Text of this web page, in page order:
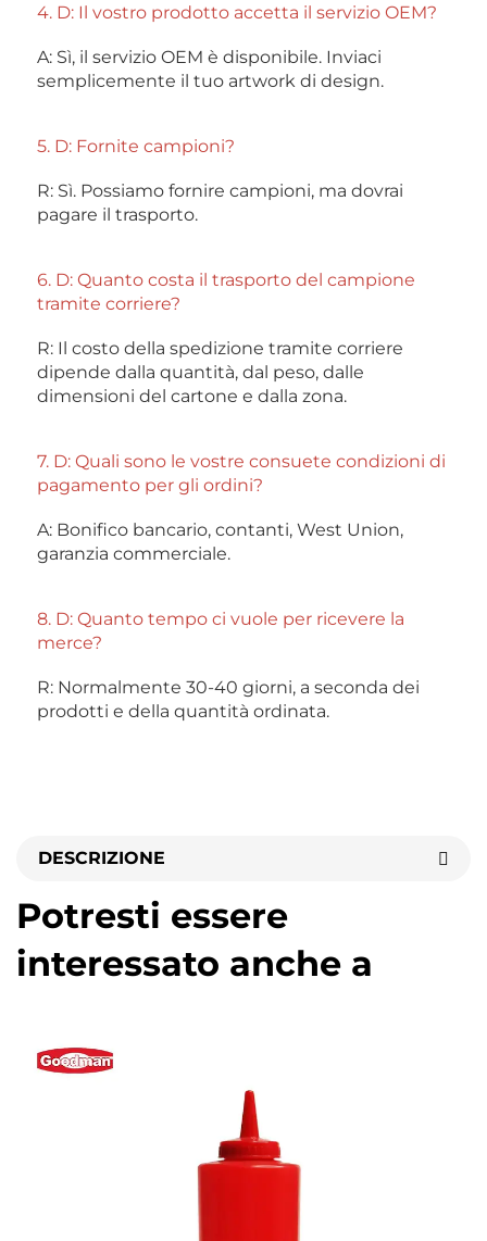
4. D: Il vostro prodotto accetta il servizio OEM?
A: Sì, il servizio OEM è disponibile. Inviaci
semplicemente il tuo artwork di design.
5. D: Fornite campioni?
R: Sì. Possiamo fornire campioni, ma dovrai
pagare il trasporto.
6. D: Quanto costa il trasporto del campione
tramite corriere?
R: Il costo della spedizione tramite corriere
dipende dalla quantità, dal peso, dalle
dimensioni del cartone e dalla zona.
7. D: Quali sono le vostre consuete condizioni di
pagamento per gli ordini?
A: Bonifico bancario, contanti, West Union,
garanzia commerciale.
8. D: Quanto tempo ci vuole per ricevere la
merce?
R: Normalmente 30-40 giorni, a seconda dei
prodotti e della quantità ordinata.
DESCRIZIONE
Potresti essere
interessato anche a